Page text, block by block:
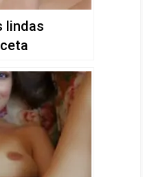
lindas